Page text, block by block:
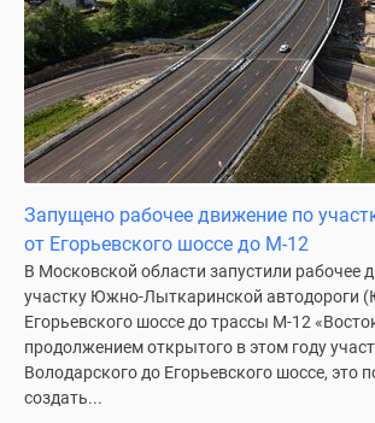
поселки
Новой
Москве
Готовые
коттеджные
поселки
Строящиеся
коттеджные
поселки
Коттеджные
поселки
лесу
Запущено рабочее движение по
от Егорьевского шоссе до М-12
В Московской области запустили рабочее
участку Южно-Лыткаринской автодороги
Егорьевского шоссе до трассы М-12
продолжением открытого в этом году
Володарского до Егорьевского шоссе, это
создать...